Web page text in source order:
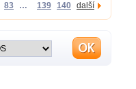
83 … 139 140 další